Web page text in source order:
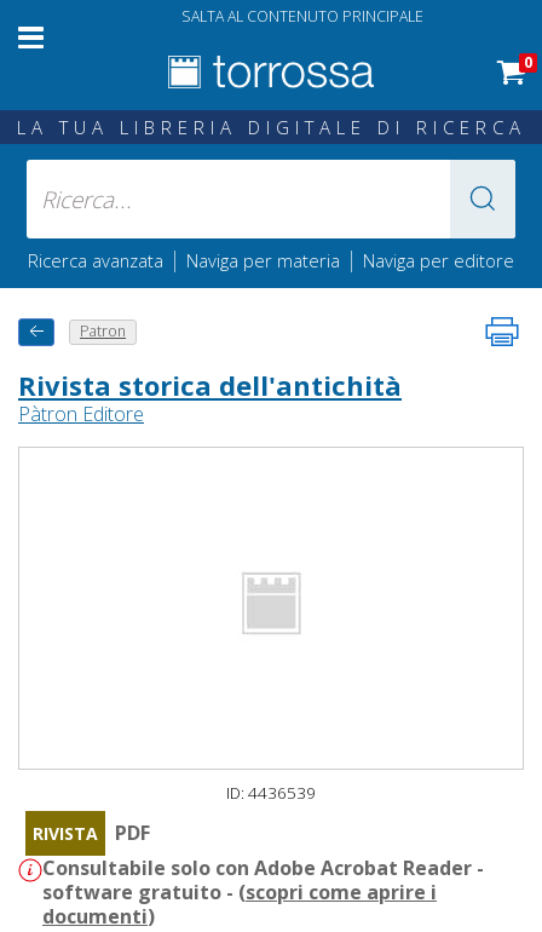
SALTA AL CONTENUTO PRINCIPALE
0
LA TUA LIBRERIA DIGITALE DI RICERCA
Ricerca avanzata | Naviga per materia | Naviga per editore
Patron
Rivista storica dell'antichità
Pàtron Editore
ID: 4436539
RIVISTA
PDF
Consultabile solo con Adobe Acrobat Reader -
software gratuito - (scopri come aprire i
documenti)